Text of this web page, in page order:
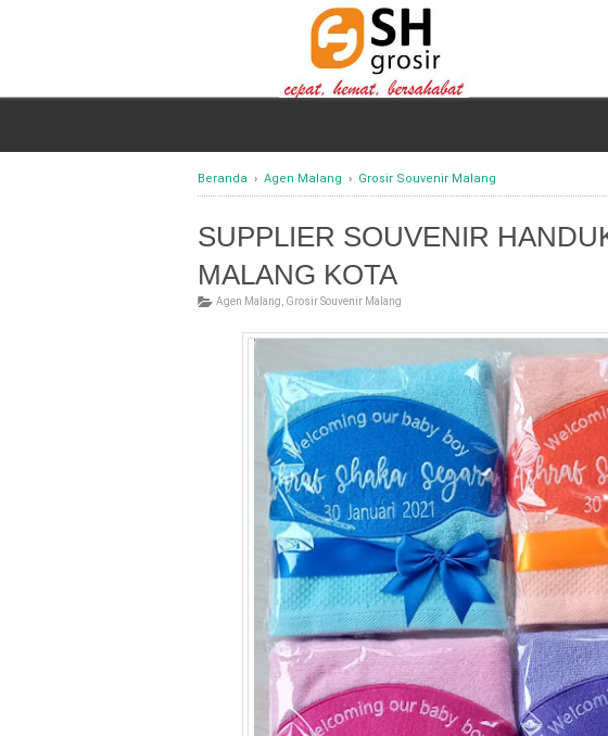
Beranda › Agen Malang › Grosir Souvenir Malang
SUPPLIER SOUVENIR
MALANG KOTA
Agen Malang Grosir Souvenir Malang